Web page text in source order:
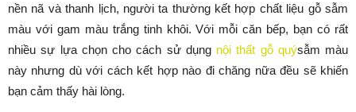
nền nã và thanh lịch, người ta thường kết hợp chất liệu gỗ sẫm
màu với gam màu trắng tinh khôi. Với mỗi căn bếp, bạn có rất
nhiều sự lựa chọn cho cách sử dụng nội thất gỗ quýsẫm màu
này nhưng dù với cách kết hợp nào đi chăng nữa đều sẽ khiến
bạn cảm thấy hài lòng.